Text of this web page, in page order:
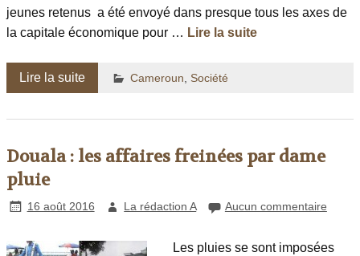
jeunes retenus a été envoyé dans presque tous les axes de
la capitale économique pour … Lire la suite
Lire la suite Cameroun Société
Douala : les affaires freinées par dame
pluie
16 août 2016 La rédaction A Aucun commentaire
Les pluies se sont imposées